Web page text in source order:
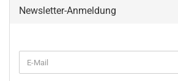
Newsletter-Anmeldung
ZUR
E-
Mail